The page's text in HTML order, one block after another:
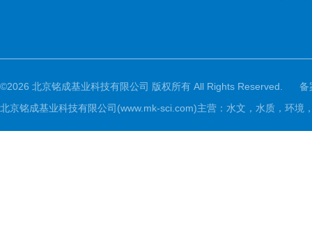
©2026 北京铭成基业科技有限公司 版权所有 All Rights Reserved.
备
北京铭成基业科技有限公司(www.mk-sci.com)主营：水文，水质，环境